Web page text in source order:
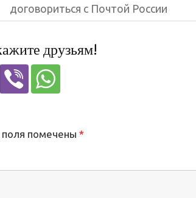
запись:
договориться с Почтой России
друзьям!
помечены *